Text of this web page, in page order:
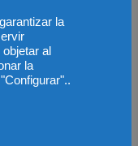
a
la
al
la